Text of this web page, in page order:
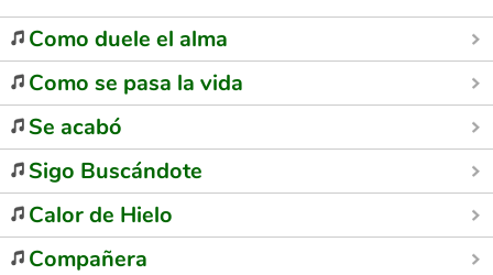
Como duele el alma
Como se pasa la vida
Se acabó
Sigo Buscándote
Calor de Hielo
Compañera